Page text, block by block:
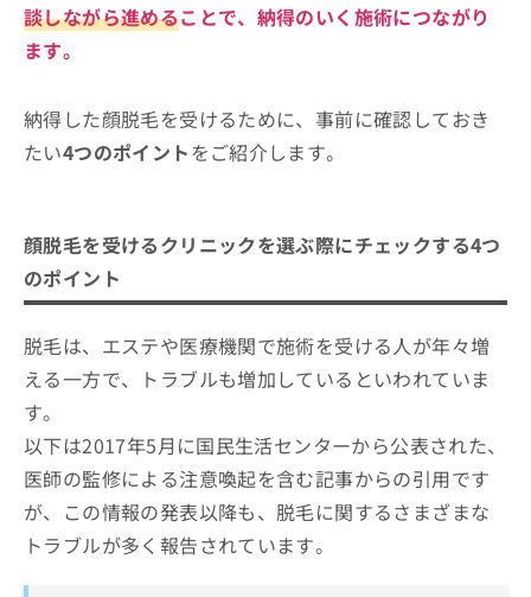
談しながら進めることで、納得のいく施術につながり
ます。
納得した顔脱毛を受けるために、事前に確認しておき
たい4つのポイントをご紹介します。
顔脱毛を受けるクリニックを選ぶ際にチェックする4つ
のポイント
脱毛は、エステや医療機関で施術を受ける人が年々増
える一方で、トラブルも増加しているといわれていま
す。
以下は2017年5月に国民生活センターから公表された、
医師の監修による注意喚起を含む記事からの引用です
が、この情報の発表以降も、脱毛に関するさまざまな
トラブルが多く報告されています。